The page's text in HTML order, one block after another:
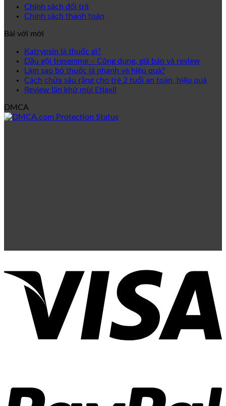
Chính sách đổi trả
Chính sách thanh toán
Bài với mới
Katrypsin là thuốc gì?
Dầu gội tresemme – Công dụng, giá bán và review
Làm sao bỏ thuốc lá nhanh và hiệu quả?
Cách chữa sâu răng cho trẻ 2 tuổi an toàn, hiệu quả
Review lăn khử mùi Etiaxil
DMCA